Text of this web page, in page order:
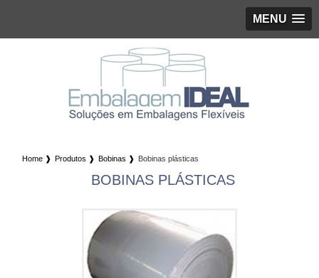
MENU
Home ❱ Produtos ❱ Bobinas ❱ Bobinas plásticas
BOBINAS PLÁSTICAS